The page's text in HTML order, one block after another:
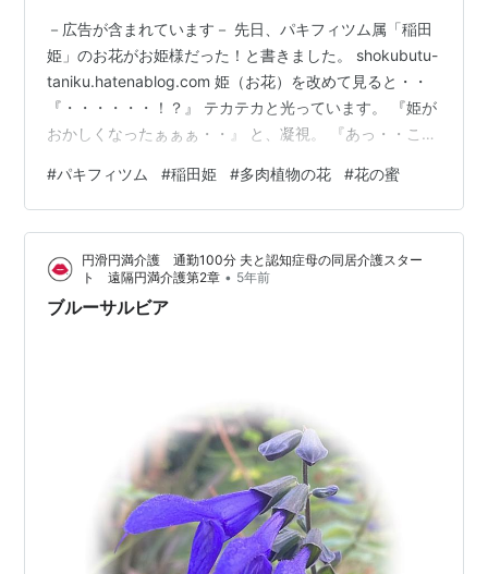
－広告が含まれています－ 先日、パキフィツム属「稲田
姫」のお花がお姫様だった！と書きました。 shokubutu-
taniku.hatenablog.com 姫（お花）を改めて見ると・・
『・・・・・・！？』 テカテカと光っています。 『姫が
おかしくなったぁぁぁ・・』 と、凝視。 『あっ・・これ
リ！ さいごに パキフィツム属「稲田姫」のお花にビック
リ！ パキフィツム属「稲田姫」のお花が開花した先日は
気づかなかった・・？ というか、たぶん、なかったで
す。 これ。 分かりますか？ 蜜！ 最初に開いた一番花
（向かって左の花）には、溢れんばかりの蜜！ …
#パキフィツム #稲田姫 #多肉植物の花 #花の蜜
円滑円満介護 通勤100分 夫と認知症母の同居介護スター
ト 遠隔円満介護第2章 • 5年前
ブルーサルビア